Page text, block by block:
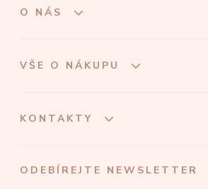
O NÁS
VŠE O NÁKUPU
KONTAKTY
ODEBÍREJTE NEWSLETTER